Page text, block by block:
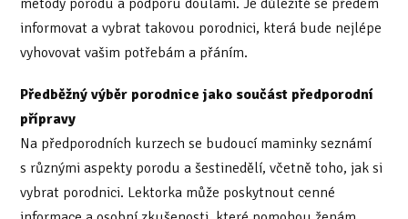
informovat a vybrat takovou porodnici, která bude nejlépe
vyhovovat vašim potřebám a přáním.
Předběžný výběr porodnice jako součást předporodní
přípravy
Na předporodních kurzech se budoucí maminky seznámí
s různými aspekty porodu a šestinedělí, včetně toho, jak si
vybrat porodnici. Lektorka může poskytnout cenné